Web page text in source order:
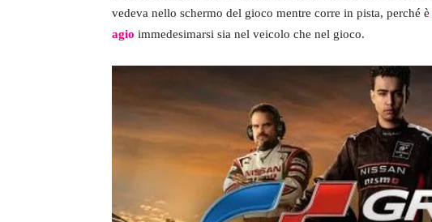
vedeva nello schermo del gioco mentre corre in pista, perché è
agio immedesimarsi sia nel veicolo che nel gioco.